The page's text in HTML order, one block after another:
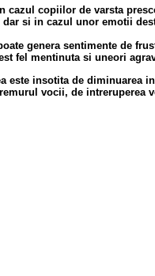
cazul copiilor de varsta
si in cazul unor emotii
genera sentimente de
fel mentinuta si uneori
este insotita de diminuarea
vocii, de intreruperea